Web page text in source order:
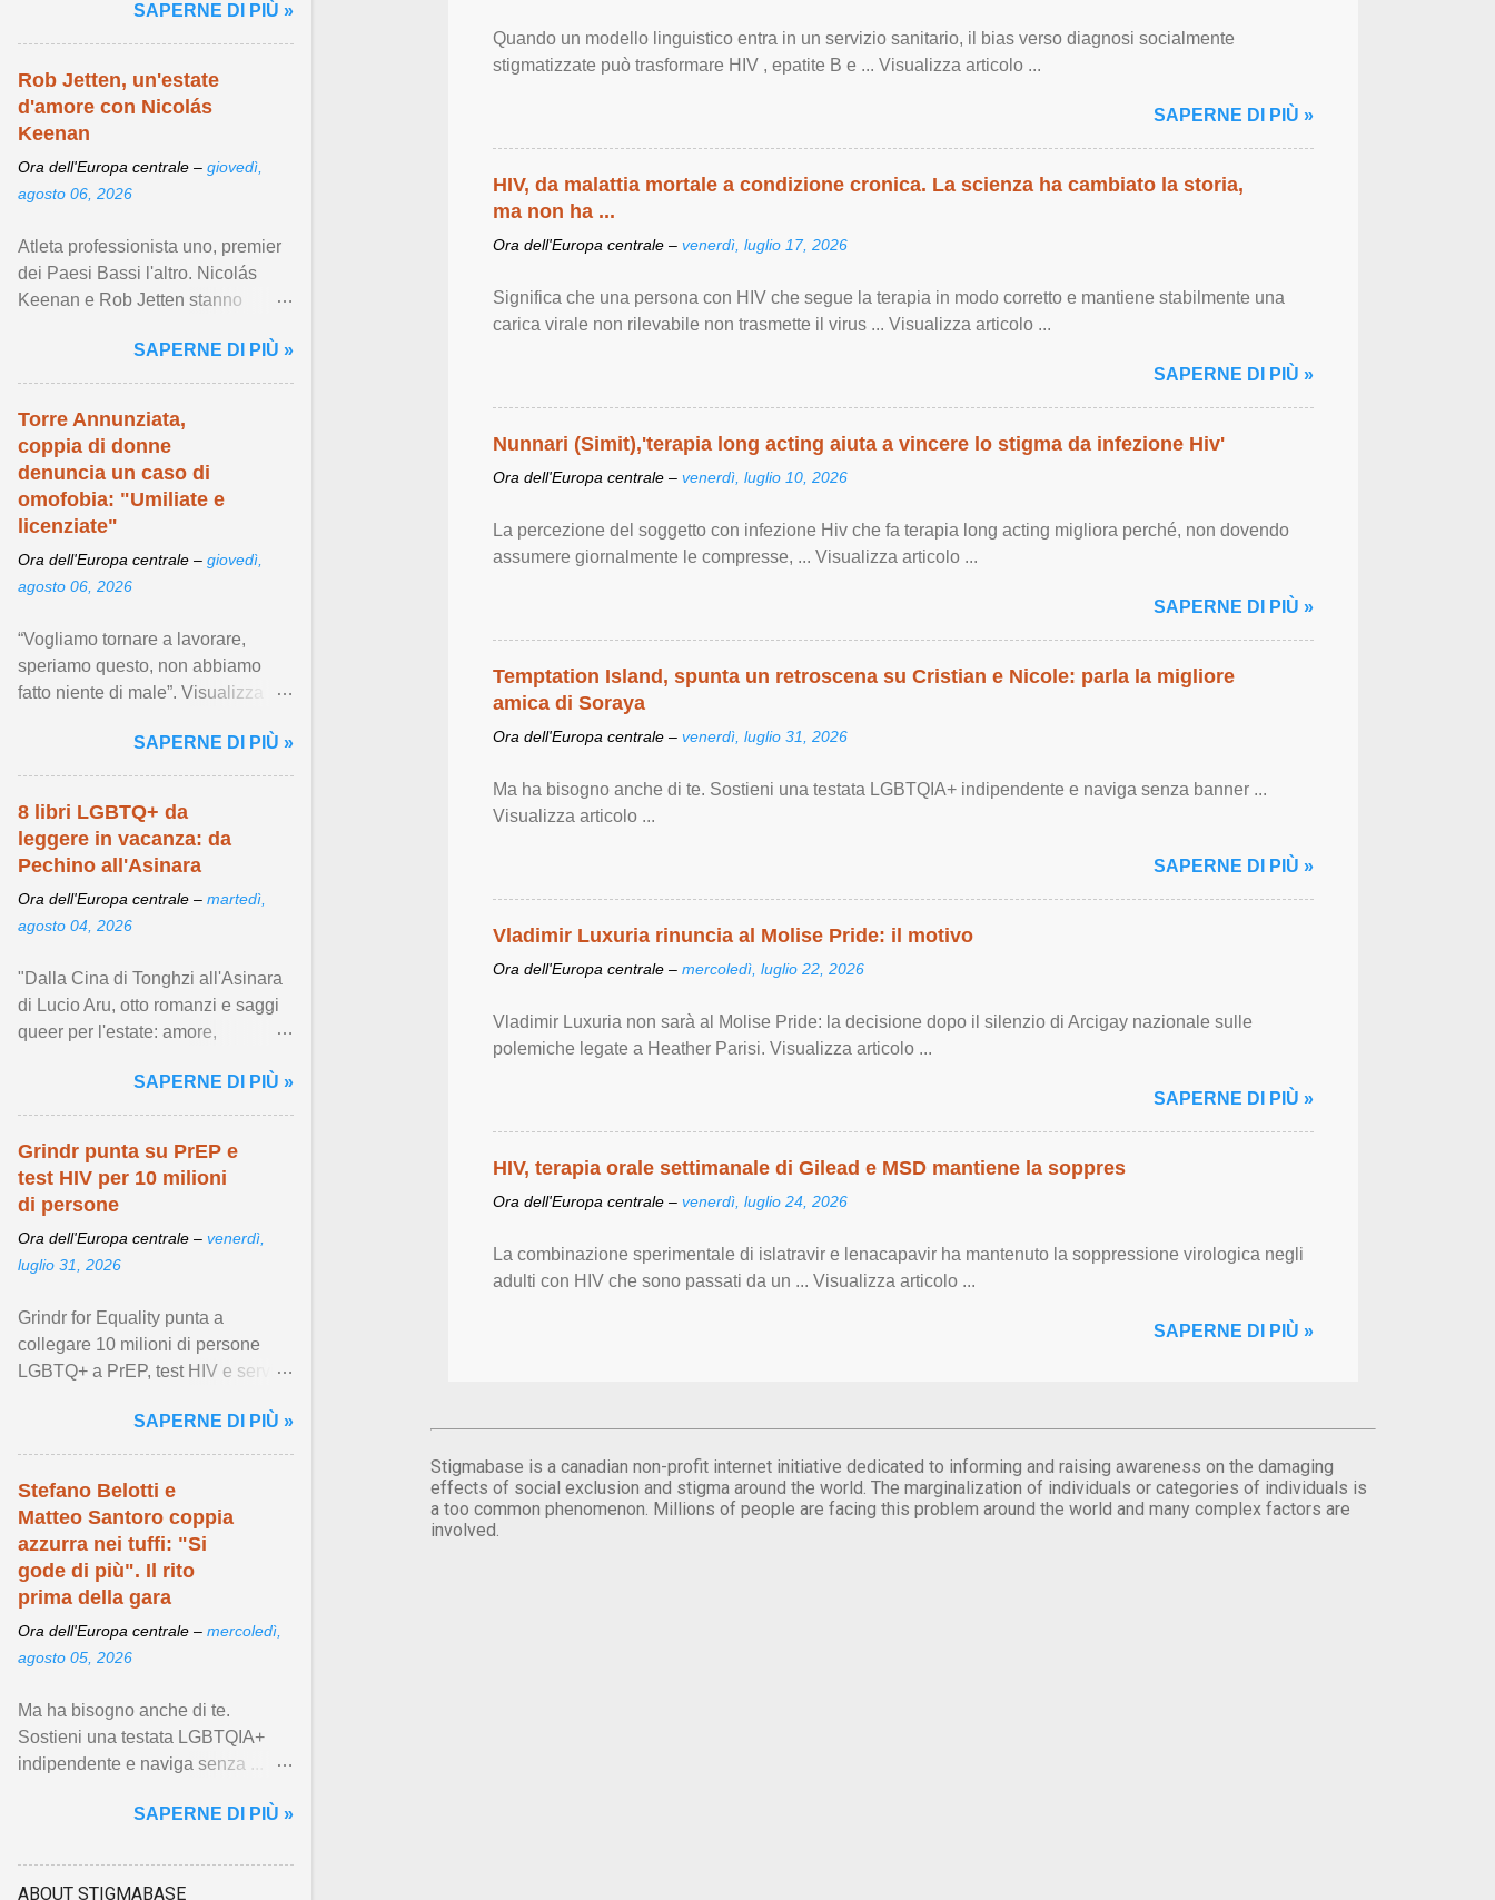
Quando un modello linguistico entra in un servizio sanitario, il bias verso diagnosi socialmente
stigmatizzate può trasformare HIV , epatite B e ... Visualizza articolo ...
SAPERNE DI PIÙ »
HIV, da malattia mortale a condizione cronica. La scienza ha cambiato la storia,
ma non ha ...
Ora dell'Europa centrale – venerdì, luglio 17, 2026
Significa che una persona con HIV che segue la terapia in modo corretto e mantiene stabilmente una
carica virale non rilevabile non trasmette il virus ... Visualizza articolo ...
SAPERNE DI PIÙ »
Nunnari (Simit),'terapia long acting aiuta a vincere lo stigma da infezione Hiv'
Ora dell'Europa centrale – venerdì, luglio 10, 2026
La percezione del soggetto con infezione Hiv che fa terapia long acting migliora perché, non dovendo
assumere giornalmente le compresse, ... Visualizza articolo ...
SAPERNE DI PIÙ »
Temptation Island, spunta un retroscena su Cristian e Nicole: parla la migliore
amica di Soraya
Ora dell'Europa centrale – venerdì, luglio 31, 2026
Ma ha bisogno anche di te. Sostieni una testata LGBTQIA+ indipendente e naviga senza banner ...
Visualizza articolo ...
SAPERNE DI PIÙ »
Vladimir Luxuria rinuncia al Molise Pride: il motivo
Ora dell'Europa centrale – mercoledì, luglio 22, 2026
Vladimir Luxuria non sarà al Molise Pride: la decisione dopo il silenzio di Arcigay nazionale sulle
polemiche legate a Heather Parisi. Visualizza articolo ...
SAPERNE DI PIÙ »
HIV, terapia orale settimanale di Gilead e MSD mantiene la soppres
Ora dell'Europa centrale – venerdì, luglio 24, 2026
La combinazione sperimentale di islatravir e lenacapavir ha mantenuto la soppressione virologica negli
adulti con HIV che sono passati da un ... Visualizza articolo ...
SAPERNE DI PIÙ »
Stigmabase is a canadian non-profit internet initiative dedicated to informing and raising awareness on the damaging
effects of social exclusion and stigma around the world. The marginalization of individuals or categories of individuals is
a too common phenomenon. Millions of people are facing this problem around the world and many complex factors are
involved.
di fondamentalismo islamista ...
Visualizza articolo ...
SAPERNE DI PIÙ »
Rob Jetten, un'estate
d'amore con Nicolás
Keenan
Ora dell'Europa centrale – giovedì,
agosto 06, 2026
Atleta professionista uno, premier
dei Paesi Bassi l'altro. Nicolás
Keenan e Rob Jetten stanno
visibilità LGBTQIA+. Visualizza
articolo ...
SAPERNE DI PIÙ »
Torre Annunziata,
coppia di donne
denuncia un caso di
omofobia: "Umiliate e
licenziate"
Ora dell'Europa centrale – giovedì,
agosto 06, 2026
“Vogliamo tornare a lavorare,
speriamo questo, non abbiamo
fatto niente di male”. Visualizza
SAPERNE DI PIÙ »
8 libri LGBTQ+ da
leggere in vacanza: da
Pechino all'Asinara
Ora dell'Europa centrale – martedì,
agosto 04, 2026
"Dalla Cina di Tonghzi all'Asinara
di Lucio Aru, otto romanzi e saggi
queer per l'estate: amore,
mondo." Visualizza articolo ...
SAPERNE DI PIÙ »
Grindr punta su PrEP e
test HIV per 10 milioni
di persone
Ora dell'Europa centrale – venerdì,
luglio 31, 2026
Grindr for Equality punta a
collegare 10 milioni di persone
LGBTQ+ a PrEP, test HIV e servizi
Visualizza articolo ...SAPERNE DI PIÙ »
Stefano Belotti e
Matteo Santoro coppia
azzurra nei tuffi: "Si
gode di più". Il rito
prima della gara
Ora dell'Europa centrale – mercoledì,
agosto 05, 2026
Ma ha bisogno anche di te.
Sostieni una testata LGBTQIA+
indipendente e naviga senza ...
SAPERNE DI PIÙ »
ABOUT STIGMABASE